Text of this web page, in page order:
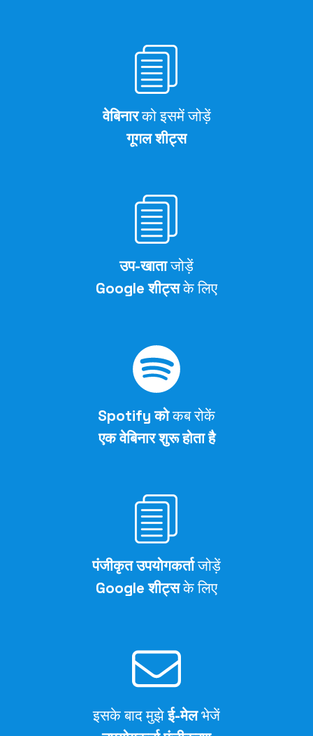
वेबिनारको इसमें जोड़ें
गूगल शीट्स
उप-खाताजोड़ें
Google शीट्सके लिए
Spotify कोकब रोकें
एक वेबिनार शुरू होता है
पंजीकृत उपयोगकर्ताजोड़ें
Google शीट्सके लिए
इसके बाद मुझेई-मेलभेजें